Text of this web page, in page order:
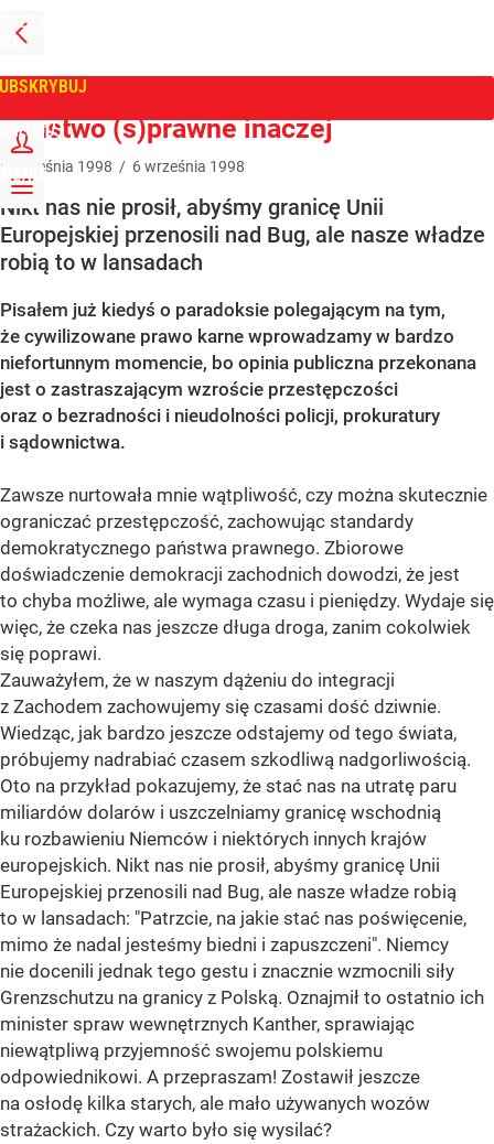
PRZEJDŹ
NA
GŁÓWNĄ
ZALOGUJ
MENU
Tygodnik Wprost
Państwo (s)prawne inaczej
6 września 1998 / 6września 1998
Nikt nas nie prosił, abyśmy granicę Unii
Europejskiej przenosili nad Bug, ale nasze władze
robią to w lansadach
Pisałem już kiedyś o paradoksie polegającym na tym,
że cywilizowane prawo karne wprowadzamy w bardzo
niefortunnym momencie, bo opinia publiczna przekonana
jest o zastraszającym wzroście przestępczości
oraz o bezradności i nieudolności policji, prokuratury
i sądownictwa.
Zawsze nurtowała mnie wątpliwość, czy można skutecznie
ograniczać przestępczość, zachowując standardy
demokratycznego państwa prawnego. Zbiorowe
doświadczenie demokracji zachodnich dowodzi, że jest
to chyba możliwe, ale wymaga czasu i pieniędzy. Wydaje się
więc, że czeka nas jeszcze długa droga, zanim cokolwiek
się poprawi.
Zauważyłem, że w naszym dążeniu do integracji
z Zachodem zachowujemy się czasami dość dziwnie.
Wiedząc, jak bardzo jeszcze odstajemy od tego świata,
próbujemy nadrabiać czasem szkodliwą nadgorliwością.
Oto na przykład pokazujemy, że stać nas na utratę paru
miliardów dolarów i uszczelniamy granicę wschodnią
ku rozbawieniu Niemców i niektórych innych krajów
europejskich. Nikt nas nie prosił, abyśmy granicę Unii
Europejskiej przenosili nad Bug, ale nasze władze robią
to w lansadach: "Patrzcie, na jakie stać nas poświęcenie,
mimo że nadal jesteśmy biedni i zapuszczeni". Niemcy
nie docenili jednak tego gestu i znacznie wzmocnili siły
Grenzschutzu na granicy z Polską. Oznajmił to ostatnio ich
minister spraw wewnętrznych Kanther, sprawiając
niewątpliwą przyjemność swojemu polskiemu
odpowiednikowi. A przepraszam! Zostawił jeszcze
na osłodę kilka starych, ale mało używanych wozów
strażackich. Czy warto było się wysilać?